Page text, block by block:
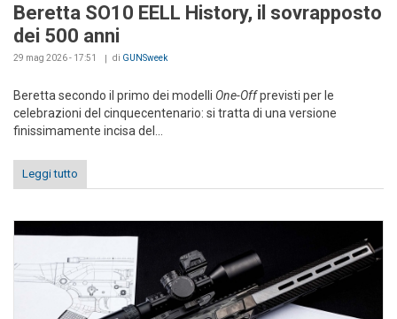
Beretta SO10 EELL History, il sovrapposto
dei 500 anni
29 mag 2026 - 17:51 di GUNSweek
Beretta secondo il primo dei modelli One-Offprevisti per le
celebrazioni del cinquecentenario: si tratta di una versione
finissimamente incisa del...
Leggi tutto